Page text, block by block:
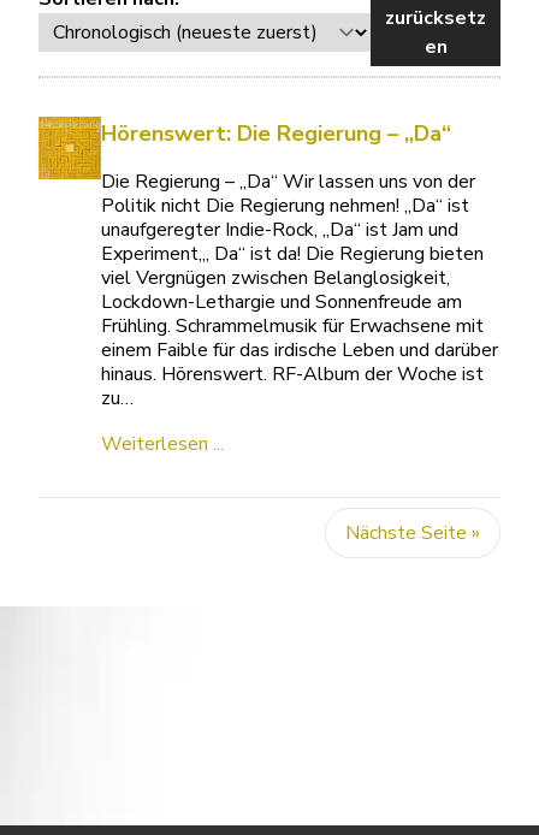
zurücksetz
en
Hörenswert: Die Regierung – „Da“
Die Regierung – „Da“ Wir lassen uns von der
Politik nicht Die Regierung nehmen! „Da“ ist
unaufgeregter Indie-Rock, „Da“ ist Jam und
Experiment,„ Da“ ist da! Die Regierung bieten
viel Vergnügen zwischen Belanglosigkeit,
Lockdown-Lethargie und Sonnenfreude am
Frühling. Schrammelmusik für Erwachsene mit
einem Faible für das irdische Leben und darüber
hinaus. Hörenswert. RF-Album der Woche ist
zu…
Weiterlesen ...
Nächste Seite »